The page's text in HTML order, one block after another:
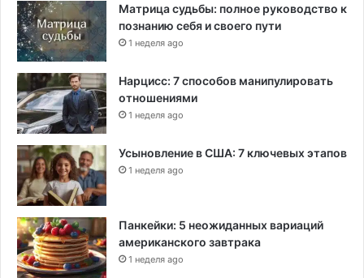
Матрица судьбы: полное руководство к
познанию себя и своего пути
1 неделя ago
Нарцисс: 7 способов манипулировать
отношениями
1 неделя ago
Усыновление в США: 7 ключевых этапов
1 неделя ago
Панкейки: 5 неожиданных вариаций
американского завтрака
1 неделя ago